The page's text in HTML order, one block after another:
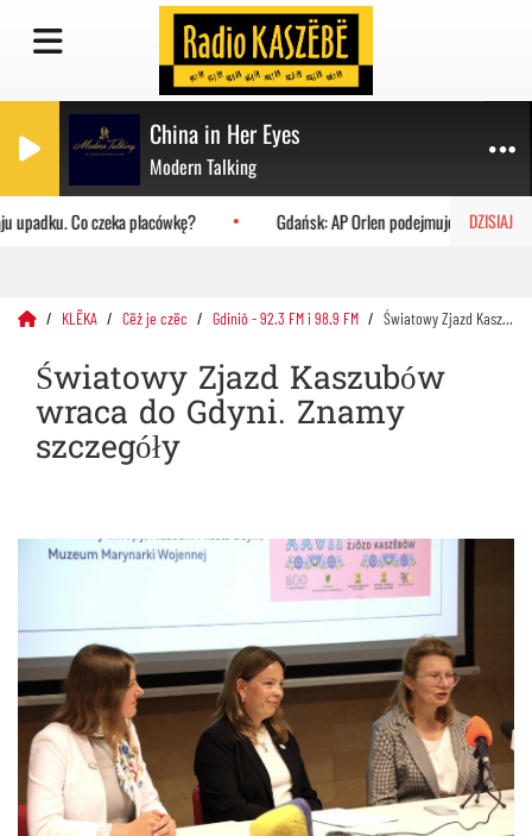
China in Her Eyes
Modern Talking
DZISIAJ
Co czeka placówkę? Gdańsk: AP Orlen podejmuje
KLËKA Cëż je czëc Gdiniô - 92.3 FM i 98.9 FM Światowy Zjazd Kaszubów wraca do Gdyni. Znamy szczegóły
Światowy Zjazd Kaszubów
wraca do Gdyni. Znamy
szczegóły